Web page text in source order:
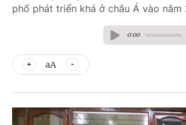
phố phát triển khá ở châu Á vào năm
0:00
aA